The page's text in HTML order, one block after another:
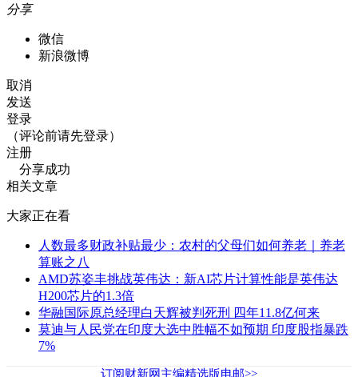
分享
微信
新浪微博
取消
发送
登录
（评论前请先登录）
注册
分享成功
相关文章
大家正在看
人数最多财政补贴最少：农村的父母们如何养老｜养老
算账之八
AMD苏姿丰挑战英伟达：新AI芯片计算性能是英伟达
H200芯片的1.3倍
华融国际原总经理白天辉被判死刑 四年11.8亿何来
莫迪与人民党在印度大选中胜幅不如预期 印度股指暴跌
7%
订阅财新网主编精选版电邮>>